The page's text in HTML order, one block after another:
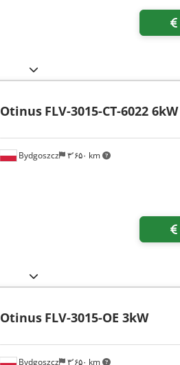
Bydgoszcz ۳٬۶۵۰ km
Otinus FLV-3015-CT-6022 6kW
Bydgoszcz ۳٬۶۵۰ km
Otinus FLV-3015-OE 3kW